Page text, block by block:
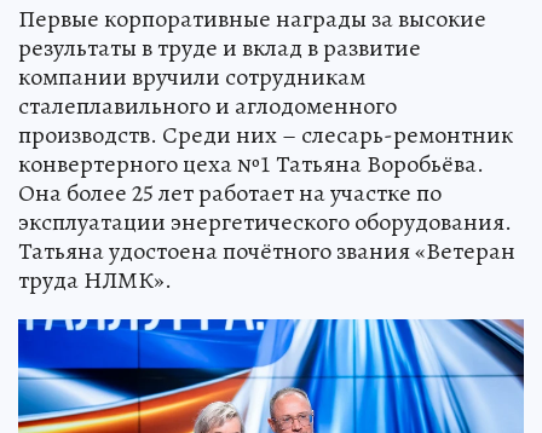
Первые корпоративные награды за высокие
результаты в труде и вклад в развитие
компании вручили сотрудникам
сталеплавильного и аглодоменного
производств. Среди них – слесарь-ремонтник
конвертерного цеха №1 Татьяна Воробьёва.
Она более 25 лет работает на участке по
эксплуатации энергетического оборудования.
Татьяна удостоена почётного звания «Ветеран
труда НЛМК».